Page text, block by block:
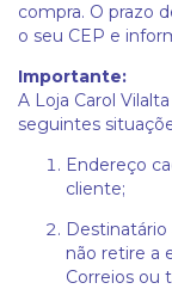
compra. O prazo
o seu CEP e
Importante:
A Loja Carol
seguintes
Endereço
cliente;
não retire a
Correios ou